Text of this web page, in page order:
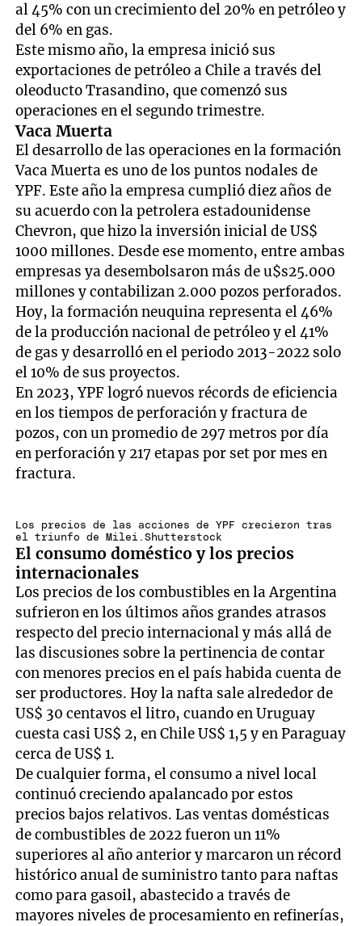
al 45% con un crecimiento del 20% en petróleo y
del 6% en gas.
Este mismo año, la empresa inició sus
exportaciones de petróleo a Chile a través del
oleoducto Trasandino, que comenzó sus
operaciones en el segundo trimestre.
Vaca Muerta
El desarrollo de las operaciones en la formación
Vaca Muerta es uno de los puntos nodales de
YPF. Este año la empresa cumplió diez años de
su acuerdo con la petrolera estadounidense
Chevron, que hizo la inversión inicial de US$
1000 millones. Desde ese momento, entre ambas
empresas ya desembolsaron más de u$s25.000
millones y contabilizan 2.000 pozos perforados.
Hoy, la formación neuquina representa el 46%
de la producción nacional de petróleo y el 41%
de gas y desarrolló en el periodo 2013-2022 solo
el 10% de sus proyectos.
En 2023, YPF logró nuevos récords de eficiencia
en los tiempos de perforación y fractura de
pozos, con un promedio de 297 metros por día
en perforación y 217 etapas por set por mes en
fractura.
Los precios de las acciones de YPF crecieron tras
el triunfo de Milei.Shutterstock
El consumo doméstico y los precios
internacionales
Los precios de los combustibles en la Argentina
sufrieron en los últimos años grandes atrasos
respecto del precio internacional y más allá de
las discusiones sobre la pertinencia de contar
con menores precios en el país habida cuenta de
ser productores. Hoy la nafta sale alrededor de
US$ 30 centavos el litro, cuando en Uruguay
cuesta casi US$ 2, en Chile US$ 1,5 y en Paraguay
cerca de US$ 1.
De cualquier forma, el consumo a nivel local
continuó creciendo apalancado por estos
precios bajos relativos. Las ventas domésticas
de combustibles de 2022 fueron un 11%
superiores al año anterior y marcaron un récord
histórico anual de suministro tanto para naftas
como para gasoil, abastecido a través de
mayores niveles de procesamiento en refinerías,